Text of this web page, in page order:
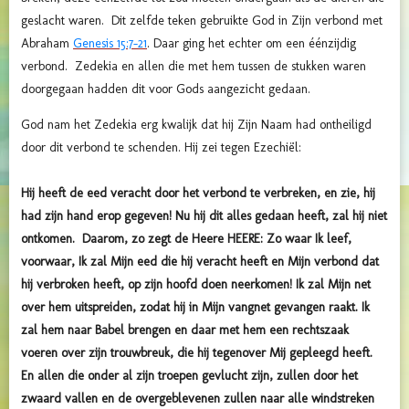
geslacht waren. Dit zelfde teken gebruikte God in Zijn verbond met
Abraham Genesis 15:7-21. Daar ging het echter om een éénzijdig
verbond. Zedekia en allen die met hem tussen de stukken waren
doorgegaan hadden dit voor Gods aangezicht gedaan.
God nam het Zedekia erg kwalijk dat hij Zijn Naam had ontheiligd
door dit verbond te schenden. Hij zei tegen Ezechiël:
Hij heeft de eed veracht door het verbond te verbreken, en zie, hij
had zijn hand erop gegeven! Nu hij dit alles gedaan heeft, zal hij niet
ontkomen. Daarom, zo zegt de Heere HEERE: Zo waar Ik leef,
voorwaar, Ik zal Mijn eed die hij veracht heeft en Mijn verbond dat
hij verbroken heeft, op zijn hoofd doen neerkomen! Ik zal Mijn net
over hem uitspreiden, zodat hij in Mijn vangnet gevangen raakt. Ik
zal hem naar Babel brengen en daar met hem een rechtszaak
voeren over zijn trouwbreuk, die hij tegenover Mij gepleegd heeft.
En allen die onder al zijn troepen gevlucht zijn, zullen door het
zwaard vallen en de overgeblevenen zullen naar alle windstreken